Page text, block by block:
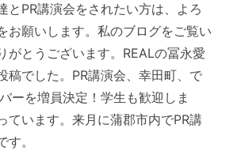
とPR講演会をされたい方は、よろ
お願いします。私のブログをご覧い
がとうございます。REALの冨永愛
稿でした。PR講演会、幸田町、で
ーを増員決定！学生も歓迎しま
ています。来月に蒲郡市内でPR講
。